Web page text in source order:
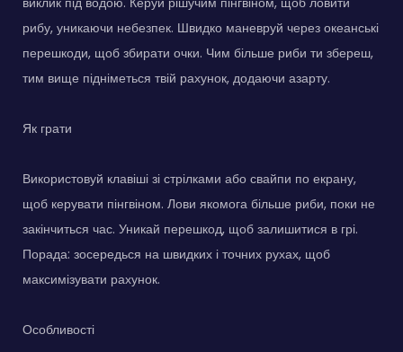
рибу, уникаючи небезпек. Швидко маневруй через океанські
перешкоди, щоб збирати очки. Чим більше риби ти збереш,
тим вище підніметься твій рахунок, додаючи азарту.
Як грати
Використовуй клавіші зі стрілками або свайпи по екрану,
щоб керувати пінгвіном. Лови якомога більше риби, поки не
закінчиться час. Уникай перешкод, щоб залишитися в грі.
Порада: зосередься на швидких і точних рухах, щоб
максимізувати рахунок.
Особливості